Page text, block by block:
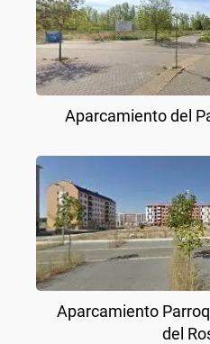
Aparcamiento del
Aparcamiento
del